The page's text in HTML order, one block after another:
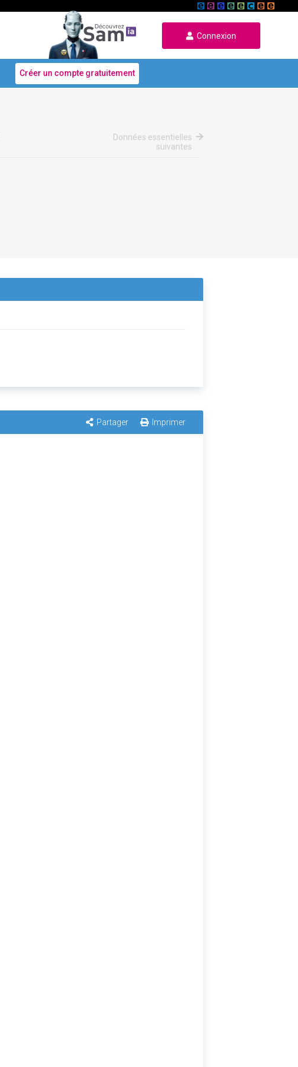
Connexion
Créer un compte gratuitement
Données essentielles
suivantes
Partager Imprimer